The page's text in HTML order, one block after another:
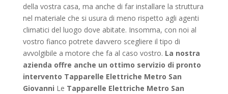
della vostra casa, ma anche di far installare la struttura
nel materiale che si usura di meno rispetto agli agenti
climatici del luogo dove abitate. Insomma, con noi al
vostro fianco potrete davvero scegliere il tipo di
avvolgibile a motore che fa al caso vostro. La nostra
azienda offre anche un ottimo servizio di pronto
intervento Tapparelle Elettriche Metro San
Giovanni Le Tapparelle Elettriche Metro San